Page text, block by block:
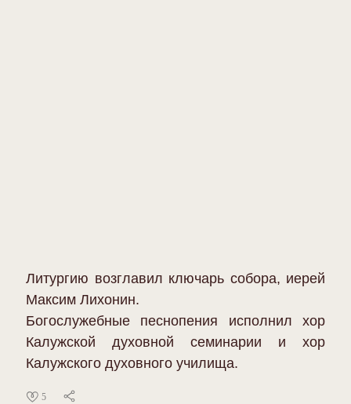
Литургию возглавил ключарь собора, иерей
Максим Лихонин.
Богослужебные песнопения исполнил хор
Калужской духовной семинарии и хор
Калужского духовного училища.
5